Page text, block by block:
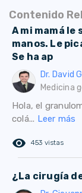
Contenido
A mi mamá
manos. Le
Se ha ap
Dr. David
Medicina
Hola, el
colá... Leer más
remove_red_eye 453 vistas
¿La cirugía